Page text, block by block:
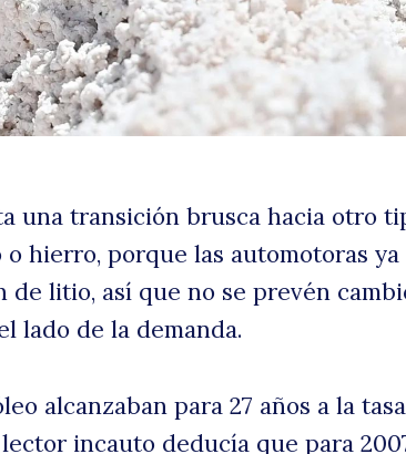
una transición brusca hacia otro
hierro, porque las automotoras ya
litio, así que no se prevén
lado de la demanda.
alcanzaban para 27 años a la tasa
incauto deducía que para